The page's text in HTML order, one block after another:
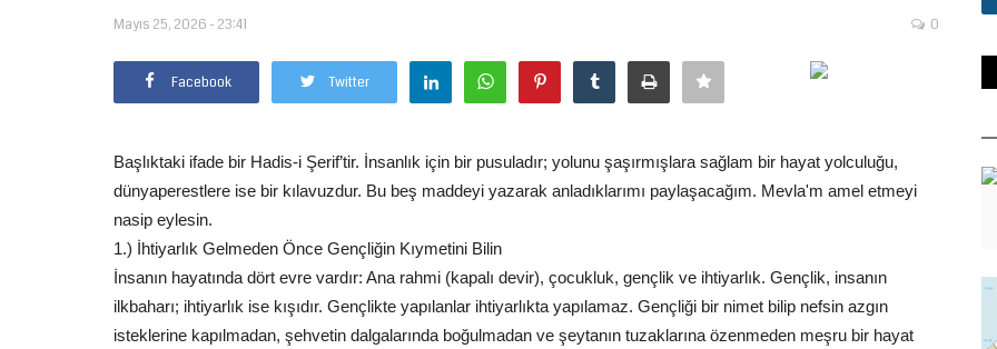
Mayıs 25, 2026 - 23:41 0
Facebook Twitter
Başlıktaki ifade bir Hadis-i Şerif’tir. İnsanlık için bir pusuladır; yolunu şaşırmışlara sağlam bir hayat yolculuğu,
dünyaperestlere ise bir kılavuzdur. Bu beş maddeyi yazarak anladıklarımı paylaşacağım. Mevla'm amel etmeyi
nasip eylesin.
1.) İhtiyarlık Gelmeden Önce Gençliğin Kıymetini Bilin
İnsanın hayatında dört evre vardır: Ana rahmi (kapalı devir), çocukluk, gençlik ve ihtiyarlık. Gençlik, insanın
ilkbaharı; ihtiyarlık ise kışıdır. Gençlikte yapılanlar ihtiyarlıkta yapılamaz. Gençliği bir nimet bilip nefsin azgın
isteklerine kapılmadan, şehvetin dalgalarında boğulmadan ve şeytanın tuzaklarına özenmeden meşru bir hayat